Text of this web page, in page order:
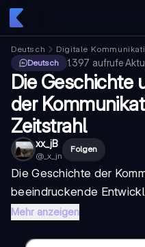
Deutsch Digitale
Deutsch
1.397 aufrufe·
Die Geschichte
der
Zeitstrahl
xx_jB
@ _x_jn
Folgen
DieGeschichte der
beeindruckende
Mehr anzeigen